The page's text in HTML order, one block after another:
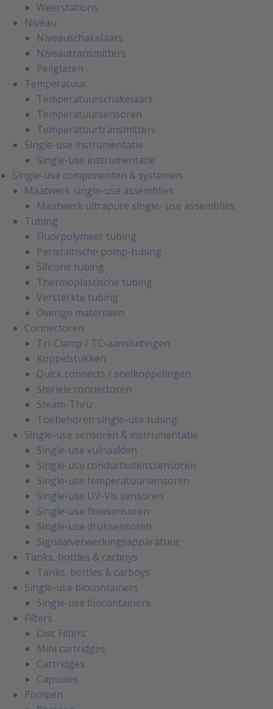
Weerstations
Niveau
Niveauschakelaars
Niveautransmitters
Peilglazen
Temperatuur
Temperatuurschakelaars
Temperatuursensoren
Temperatuurtransmitters
Single-use instrumentatie
Single-use instrumentatie
Single-use componenten & systemen
Maatwerk single-use assemblies
Maatwerk ultrapure single- use assemblies
Tubing
Fluorpolymeer tubing
Peristaltische pomp-tubing
Silicone tubing
Thermoplastische tubing
Versterkte tubing
Overige materialen
Connectoren
Tri-Clamp / TC-aansluitingen
Koppelstukken
Quick connects / snelkoppelingen
Steriele connectoren
Steam-Thru
Toebehoren single-use tubing
Single-use sensoren & instrumentatie
Single-use vulnaalden
Single-use conductiviteitssensoren
Single-use temperatuursensoren
Single-use UV-Vis sensoren
Single-use flowsensoren
Single-use druksensoren
Signaalverwerkingsapparatuur
Tanks, bottles & carboys
Tanks, bottles & carboys
Single-use biocontainers
Single-use biocontainers
Filters
Disc Filters
Mini cartridges
Cartridges
Capsules
Pompen